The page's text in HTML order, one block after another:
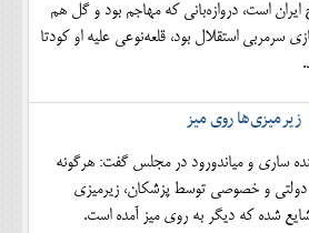
ایران است، دروازه‌بانی که مهاجم بود و گل هم
سرمربی استقلال بود، قلعه‌نوعی علیه او کودتا
زیرمیزی‌ها روی میز
ساری و میاندورود در مجلس گفت: هرگونه
دولتی و خصوصی توسط پزشکان، زیرمیزی
شده که دیگر به روی میز آمده است.